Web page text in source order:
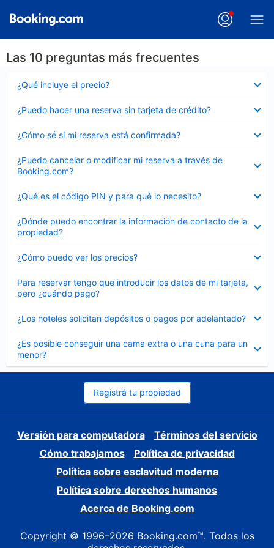
Las 10 preguntas más frecuentes
¿Qué incluye el precio?
cerrado
¿Puedo hacer una reserva sin tarjeta de crédito?
cerrado
¿Cómo sé si mi reserva está confirmada?
cerrado
¿Puedo cancelar o modificar mi reserva a través de
Booking.com?
cerrado
¿Qué es el código PIN y para qué lo necesito?
cerrado
¿Dónde puedo encontrar la información de contacto de la
propiedad?
cerrado
¿Cómo puedo ver los precios?
cerrado
Para reservar tengo que introducir los datos de mi tarjeta,
pero ¿cuándo pago?
cerrado
¿Los hoteles solicitan depósitos o pagos por adelantado?
cerrado
¿Es posible conseguir una cama extra o una cuna para un
menor?
cerrado
Registrá tu propiedad
Versión para computadora
Términos del servicio
Cómo trabajamos
Política de privacidad
Política sobre esclavitud moderna
Política sobre derechos humanos
Acerca de Booking.com
Copyright © 1996–2026 Booking.com™. Todos los